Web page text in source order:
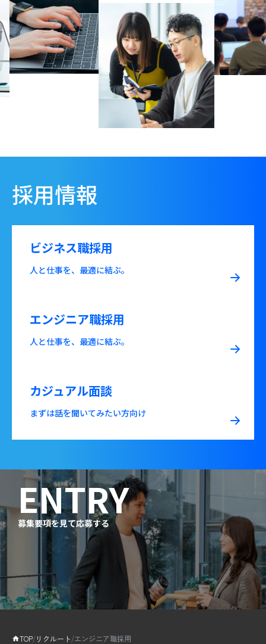
採用情報
ビジネス職採用
人と仕事を、最適に結ぶ。
エンジニア職採用
人と仕事を、最適に結ぶ。
カジュアル面談
まずは話を聞いてみたい方向け
ENTRY
募集要項を見て応募する
TOP/リクルート/エンジニア職採用